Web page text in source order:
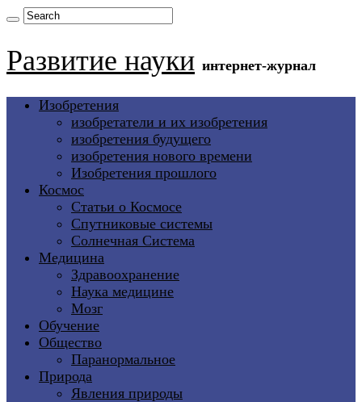
Развитие науки интернет-журнал
Изобретения
изобретатели и их изобретения
изобретения будущего
изобретения нового времени
Изобретения прошлого
Космос
Статьи о Космосе
Спутниковые системы
Солнечная Система
Медицина
Здравоохранение
Наука медицине
Мозг
Обучение
Общество
Паранормальное
Природа
Явления природы